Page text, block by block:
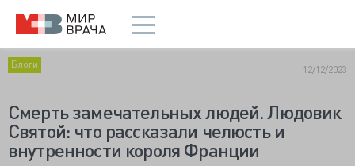
Блоги 12/12/2023
Смерть замечательных людей. Людовик
Святой: что рассказали челюсть и
внутренности короля Франции